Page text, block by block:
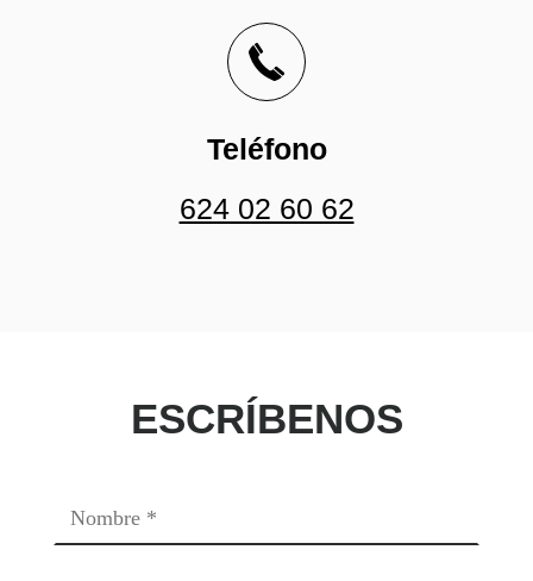
Teléfono
624 02 60 62
ESCRÍBENOS